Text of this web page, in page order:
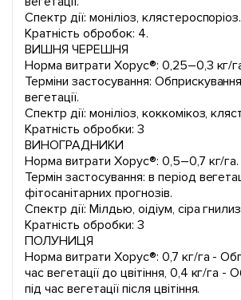
Спектр дії: моніліоз, клястероспоріоз.
Кратність обробок: 4.
ВИШНЯ ЧЕРЕШНЯ
Норма витрати Хорус®: 0,25–0,3 кг/
Терміни застосування:
вегетації.
Спектр дії: моніліоз, коккомікоз,
Кратність обробки: 3
ВИНОГРАДНИКИ
Норма витрати Хорус®: 0,5–0,7 кг/га.
Термін застосування: в період
фітосанітарних прогнозів.
Спектр дії: Мілдью, оідіум, сіра
Кратність обробки: 3
ПОЛУНИЦЯ
Норма витрати Хорус®: 0,7 кг/га -
час вегетації до цвітіння, 0,4 кг/га -
під час вегетації після цвітіння.